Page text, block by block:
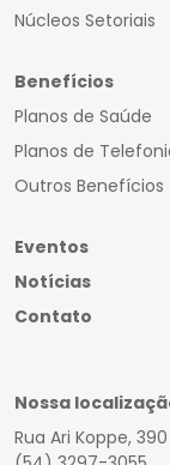
Núcleos Setoriais
Benefícios
Planos de Saúde
Planos de
Outros Benefícios
Eventos
Notícias
Contato
Nossa
Rua Ari Koppe,